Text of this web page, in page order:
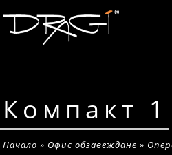
Компакт 1
Начало » Офис обзавеждане »